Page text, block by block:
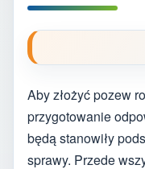
Aby złożyć pozew
przygotowanie
będą stanowiły
sprawy. Przede